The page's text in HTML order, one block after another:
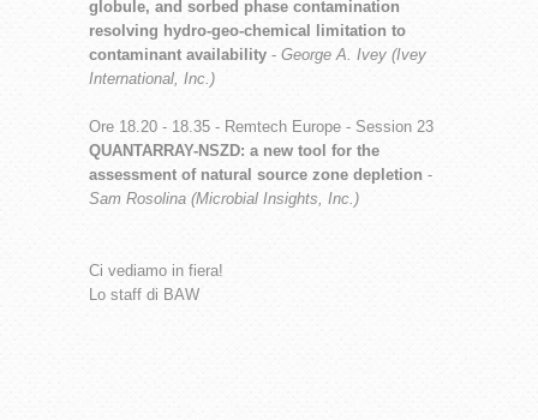
globule, and sorbed phase contamination
resolving hydro-geo-chemical limitation to
contaminant availability - George A. Ivey (Ivey
International, Inc.)
Ore 18.20 - 18.35 - Remtech Europe - Session 23
QUANTARRAY-NSZD: a new tool for the
assessment of natural source zone depletion -
Sam Rosolina (Microbial Insights, Inc.)
Ci vediamo in fiera!
Lo staff di BAW